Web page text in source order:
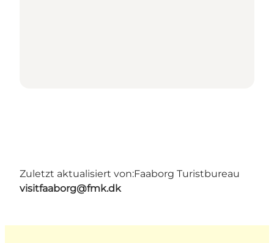
Zuletzt aktualisiert von:Faaborg Turistbureau
visitfaaborg@fmk.dk